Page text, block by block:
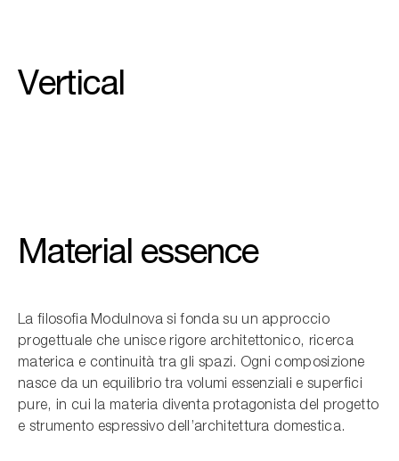
Vertical
Material essence
La filosofia Modulnova si fonda su un approccio
progettuale che unisce rigore architettonico, ricerca
materica e continuità tra gli spazi. Ogni composizione
nasce da un equilibrio tra volumi essenziali e superfici
pure, in cui la materia diventa protagonista del progetto
e strumento espressivo dell’architettura domestica.